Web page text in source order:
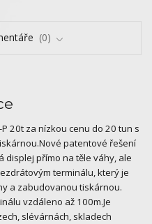
0
20t za nízkou cenu do 20 tun s
patentové řešení
displej přímo na těle váhy, ale
terminálu, který je
a zabudovanou tiskárnou.
vzdáleno až 100m.Je
slévárnách, skladech